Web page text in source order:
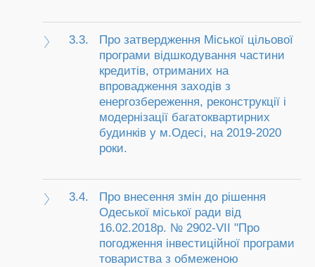
3.3.
Про затвердження Міської цільової
програми відшкодування частини
кредитів, отриманих на
впровадження заходів з
енергозбереження, реконструкції і
модернізації багатоквартирних
будинків у м.Одесі, на 2019-2020
роки.
3.4.
Про внесення змін до рішення
Одеської міської ради від
16.02.2018р. № 2902-VII "Про
погодження інвестиційної програми
товариства з обмеженою